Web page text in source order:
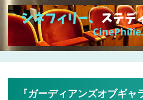
『ガーディアンズオブギャ